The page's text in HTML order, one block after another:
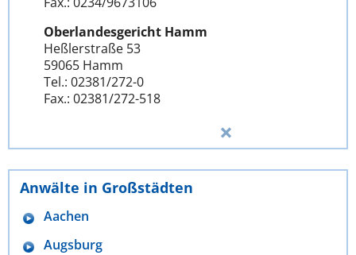
Oberlandesgericht Hamm
Heßlerstraße 53
59065 Hamm
Tel.: 02381/272-0
Fax.: 02381/272-518
Anwälte in Großstädten
Aachen
Augsburg